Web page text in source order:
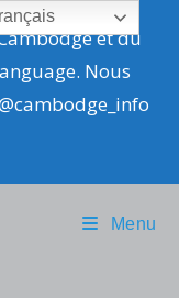
et du
Nous
Menu